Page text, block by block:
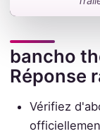
bancho
Réponse
Vérifiez